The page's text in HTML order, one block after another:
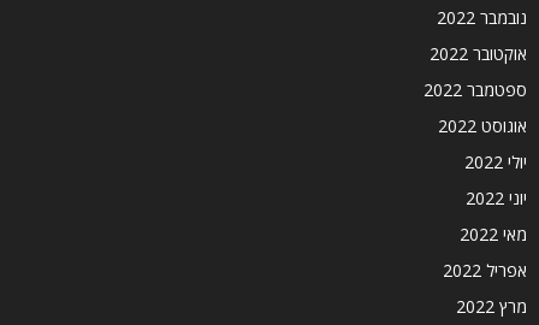
נובמבר 2022
אוקטובר 2022
ספטמבר 2022
אוגוסט 2022
יולי 2022
יוני 2022
מאי 2022
אפריל 2022
מרץ 2022